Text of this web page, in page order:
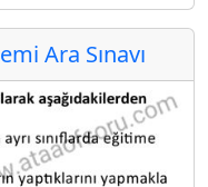
Ara Sınavı